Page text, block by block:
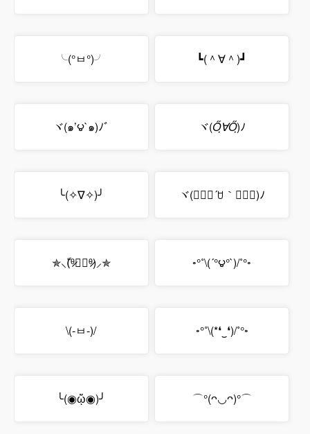
╰(°ㅂ°)╯ ┗(＾∀＾)┛
ヾ(๑’౪`๑)ﾉﾞ ヾ(Őฺ∀Őฺ)ﾉ
╰(✧∇✧)╯ ヾ(๑⃙⃘´ꇴ｀๑⃙⃘)ﾉ
✯⸜(ّᶿ̷ധّᶿ̷)⸝✯ ◦°˚\(´°౪°`)/˚°◦
\(-ㅂ-)/ ◦°˚\(*❛‿❛)/˚°◦
╰(◉ᾥ◉)╯ ⌒°(ᴖ◡ᴖ)°⌒